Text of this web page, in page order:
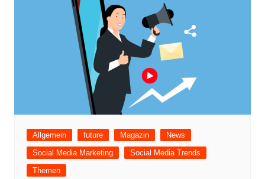
Allgemein future Magazin
News
Social Media Marketing
Social Media Trends
Themen